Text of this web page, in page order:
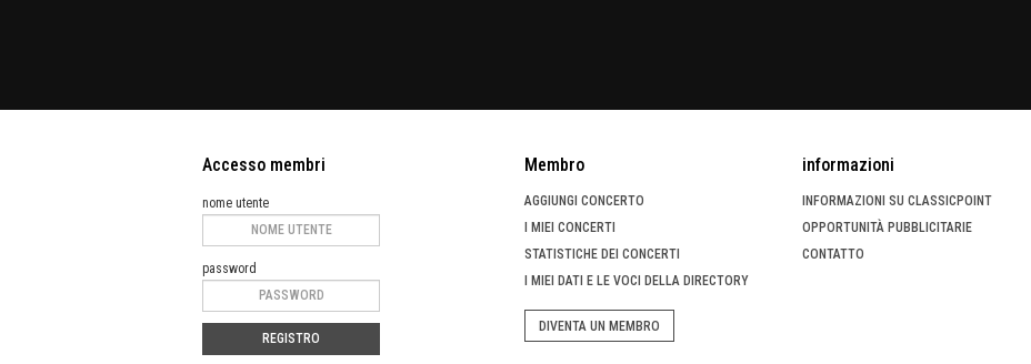
Accesso membri
nome utente
password
REGISTRO
Membro
AGGIUNGI CONCERTO
I MIEI CONCERTI
STATISTICHE DEI CONCERTI
I MIEI DATI E LE VOCI DELLA DIRECTORY
DIVENTA UN MEMBRO
informazioni
INFORMAZIONI SU CLASSICPOINT
OPPORTUNITÀ PUBBLICITARIE
CONTATTO